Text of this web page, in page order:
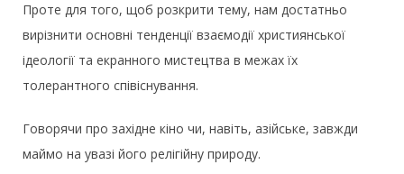
Проте для того, щоб розкрити тему, нам достатньо
вирізнити основні тенденції взаємодії християнської
ідеології та екранного мистецтва в межах їх
толерантного співіснування.
Говорячи про західне кіно чи, навіть, азійське, завжди
маймо на увазі його релігійну природу.